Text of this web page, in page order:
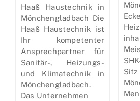
Haaß Haustechnik in
Mönchengladbach Die
Haaß Haustechnik ist
Ihr kompetenter
Ansprechpartner für
Sanitär-, Heizungs-
und Klimatechnik in
Mönchengladbach.
Das Unternehmen